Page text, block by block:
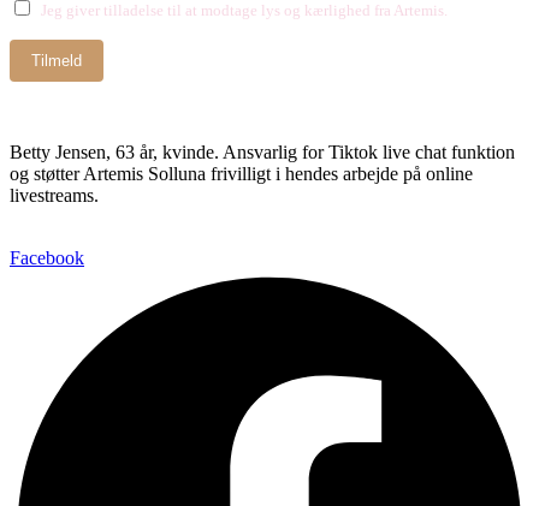
Jeg giver tilladelse til at modtage lys og kærlighed fra Artemis.
Betty Jensen, 63 år, kvinde. Ansvarlig for Tiktok live chat funktion
og støtter Artemis Solluna frivilligt i hendes arbejde på online
livestreams.
Facebook